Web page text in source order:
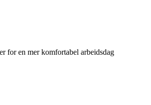
for en mer komfortabel arbeidsdag